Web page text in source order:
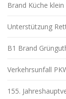
Brand Küche klein
Unterstützung
B1 Brand
Verkehrsunfall
155.